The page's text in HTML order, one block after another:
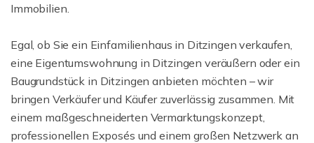
Immobilien.
Egal, ob Sie ein Einfamilienhaus in Ditzingen verkaufen,
eine Eigentumswohnung in Ditzingen veräußern oder ein
Baugrundstück in Ditzingen anbieten möchten – wir
bringen Verkäufer und Käufer zuverlässig zusammen. Mit
einem maßgeschneiderten Vermarktungskonzept,
professionellen Exposés und einem großen Netzwerk an